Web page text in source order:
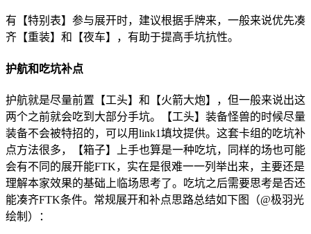
有【特别表】参与展开时，建议根据手牌来，一般来说优先凑
齐【重装】和【夜车】，有助于提高手坑抗性。
护航和吃坑补点
护航就是尽量前置【工头】和【火箭大炮】，但一般来说出这
两个之前就会吃到大部分手坑。【工头】装备怪兽的时候尽量
装备不会被特招的，可以用link1填坟提供。这套卡组的吃坑补
点方法很多，【箱子】上手也算是一种吃坑，同样的场也可能
会有不同的展开能FTK，实在是很难一一列举出来，主要还是
理解本家效果的基础上临场思考了。吃坑之后需要思考是否还
能凑齐FTK条件。常规展开和补点思路总结如下图（@极羽光
绘制 ）：